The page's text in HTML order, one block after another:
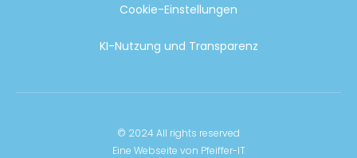
Cookie-Einstellungen
KI-Nutzung und Transparenz
© 2024 All rights reserved
Eine Webseite von Pfeiffer-IT